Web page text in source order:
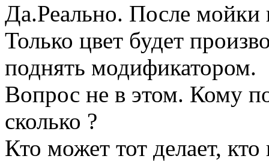
Да.Реально. После
Только цвет будет
поднять модификатором.
Вопрос не в этом. Кому
сколько ?
Кто может тот делает,